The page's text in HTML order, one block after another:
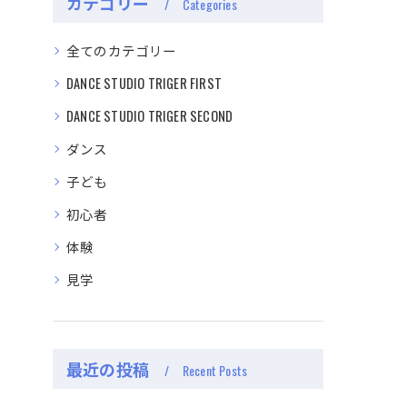
Categories
全てのカテゴリー
DANCE STUDIO TRIGER FIRST
DANCE STUDIO TRIGER SECOND
ダンス
子ども
初心者
体験
見学
最近の投稿 Recent Posts